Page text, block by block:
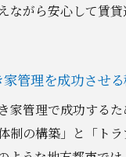
ながら安心して賃
管理を成功させ
家管理で成功するた
制の構築」と「ト